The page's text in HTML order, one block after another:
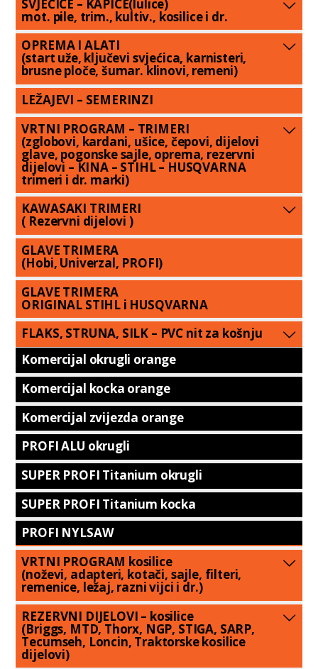
SVJEĆICE – KAPICE(lulice)
mot. pile, trim., kultiv., kosilice i dr.
OPREMA I ALATI
(start uže, ključevi svjećica, karnisteri,
brusne ploče, šumar. klinovi, remeni)
LEŽAJEVI – SEMERINZI
VRTNI PROGRAM – TRIMERI
(zglobovi, kardani, ušice, čepovi, dijelovi
glave, pogonske sajle, oprema, rezervni
dijelovi – KINA – STIHL – HUSQVARNA
trimeri i dr. marki)
KAWASAKI TRIMERI
( Rezervni dijelovi )
GLAVE TRIMERA
(Hobi, Univerzal, PROFI)
GLAVE TRIMERA
ORIGINAL STIHL i HUSQVARNA
FLAKS, STRUNA, SILK – PVC nit za košnju
Komercijal okrugli orange
Komercijal kocka orange
Komercijal zvijezda orange
PROFI ALU okrugli
SUPER PROFI Titanium okrugli
SUPER PROFI Titanium kocka
PROFI NYLSAW
VRTNI PROGRAM kosilice
(noževi, adapteri, kotači, sajle, filteri,
remenice, ležaj, razni vijci i dr.)
REZERVNI DIJELOVI – kosilice
(Briggs, MTD, Thorx, NGP, STIGA, SARP,
Tecumseh, Loncin, Traktorske kosilice
dijelovi)